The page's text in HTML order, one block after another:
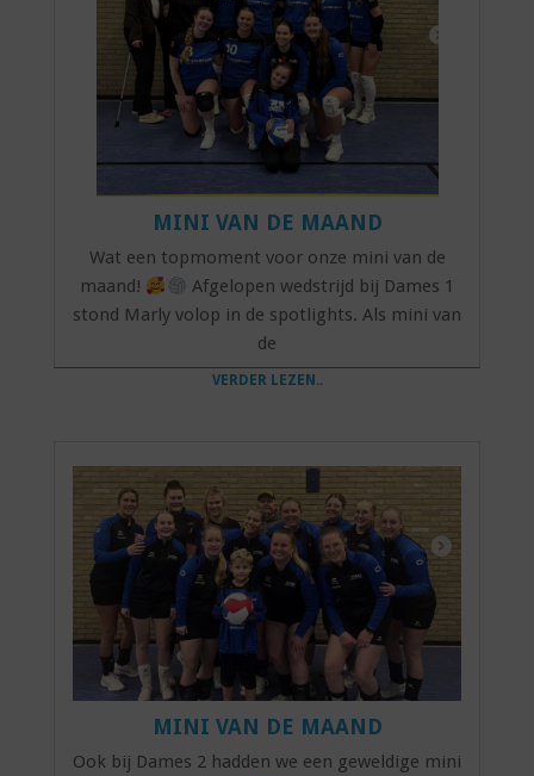
MINI VAN DE MAAND
Wat een topmoment voor onze mini van de
maand!
Afgelopen wedstrijd bij Dames 1
stond Marly volop in de spotlights. Als mini van
de
VERDER LEZEN..
MINI VAN DE MAAND
Ook bij Dames 2 hadden we een geweldige mini